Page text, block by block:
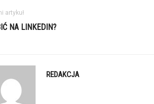
artykuł
NA LINKEDIN?
REDAKCJA